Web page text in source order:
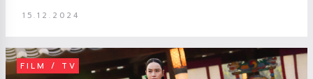
15.12.2024
FILM / TV